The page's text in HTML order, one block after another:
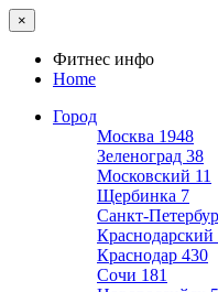
×
Фитнес инфо
Home
Город
Москва 1948
Зеленоград 38
Московский 11
Щербинка 7
Санкт-
Краснодарский
Краснодар 430
Сочи 181